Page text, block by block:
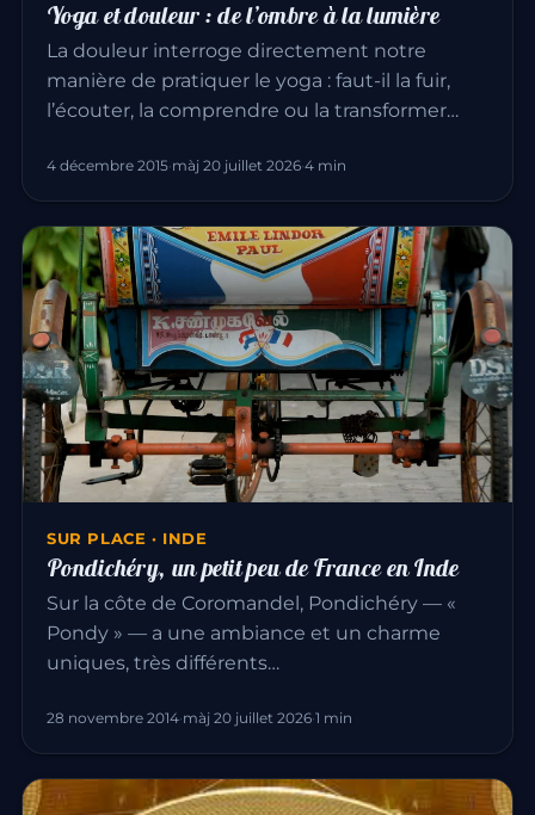
Yoga et douleur : de l’ombre à la lumière
La douleur interroge directement notre
manière de pratiquer le yoga : faut-il la fuir,
l’écouter, la comprendre ou la transformer…
4 décembre 2015·màj 20 juillet 2026·4 min
SUR PLACE · INDE
Pondichéry, un petit peu de France en Inde
Sur la côte de Coromandel, Pondichéry — «
Pondy » — a une ambiance et un charme
uniques, très différents…
28 novembre 2014·màj 20 juillet 2026·1 min